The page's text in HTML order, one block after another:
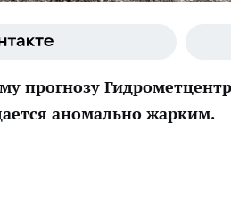
прогнозу
аномально жарким.